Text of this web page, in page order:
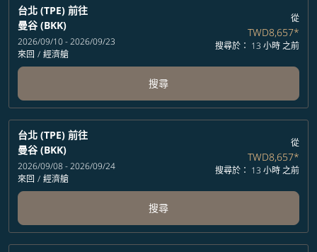
台北 (TPE) 前往
曼谷 (BKK)
2026/09/10 - 2026/09/23
來回 / 經濟艙
從
TWD8,657*
搜尋於： 13 小時 之前
搜尋
台北 (TPE) 前往
曼谷 (BKK)
2026/09/08 - 2026/09/24
來回 / 經濟艙
從
TWD8,657*
搜尋於： 13 小時 之前
搜尋